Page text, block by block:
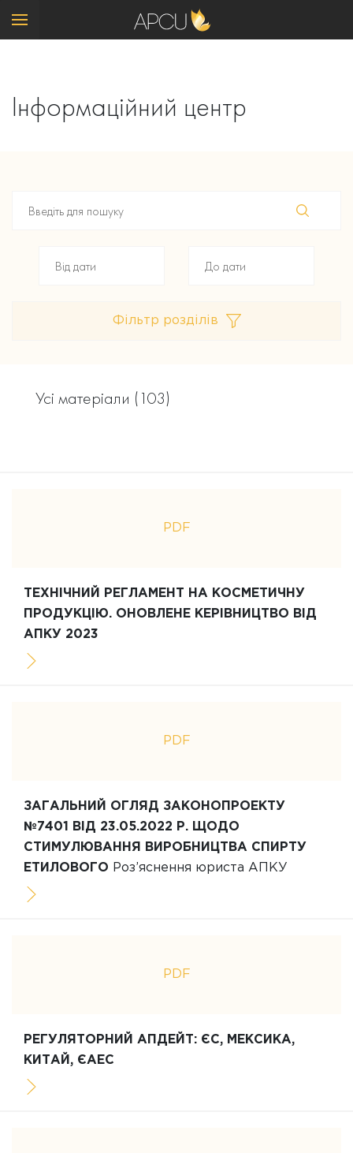
Інформаційний центр
Фільтр розділів
Усі матеріали (103)
PDF
ТЕХНІЧНИЙ РЕГЛАМЕНТ НА КОСМЕТИЧНУ
ПРОДУКЦІЮ. ОНОВЛЕНЕ КЕРІВНИЦТВО ВІД
АПКУ 2023
PDF
ЗАГАЛЬНИЙ ОГЛЯД ЗАКОНОПРОЕКТУ
№7401 ВІД 23.05.2022 Р. ЩОДО
СТИМУЛЮВАННЯ ВИРОБНИЦТВА СПИРТУ
ЕТИЛОВОГО Роз’яснення юриста АПКУ
PDF
РЕГУЛЯТОРНИЙ АПДЕЙТ: ЄС, МЕКСИКА,
КИТАЙ, ЄАЕС